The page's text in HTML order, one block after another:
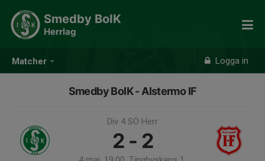
Matcher Logga in
Smedby BoIK
Herrlag
Smedby BoIK - Alstermo IF
Div 4 SÖ Herr
2 - 2